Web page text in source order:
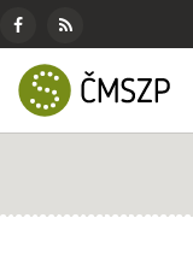
ČMSZP
Českomoravský
svaz
zemědělských
Menu
pro
sociální
sítě
Facebook
RSS
zdroj
Základní
menu